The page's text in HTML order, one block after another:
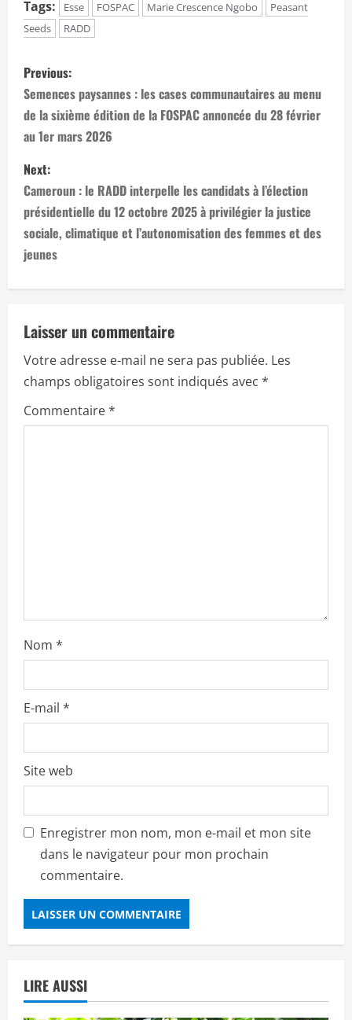
Tags: Esse FOSPAC Marie Crescence Ngobo
Peasant
Seeds
RADD
P
o
s
t
n
a
v
i
g
a
t
i
Previous:
Semences paysannes : les cases communautaires au menu
de la sixième édition de la FOSPAC annoncée du 28 février
au 1er mars 2026
Next:
Cameroun : le RADD interpelle les candidats à l’élection
présidentielle du 12 octobre 2025 à privilégier la justice
sociale, climatique et l’autonomisation des femmes et des
jeunes
Laisser un commentaire
Votre adresse e-mail ne sera pas publiée. Les
champs obligatoires sont indiqués avec *
Commentaire*
Nom *
E-mail *
Site web
Enregistrer mon nom, mon e-mail et mon site
dans le navigateur pour mon prochain
commentaire.
LIRE AUSSI